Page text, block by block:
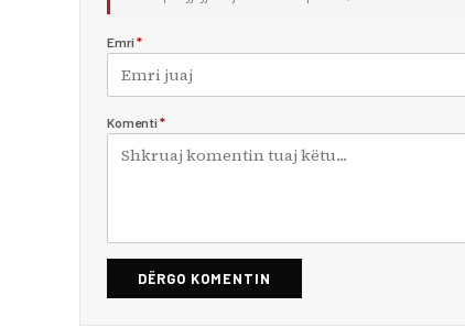
Emri *
Komenti *
DËRGO KOMENTIN